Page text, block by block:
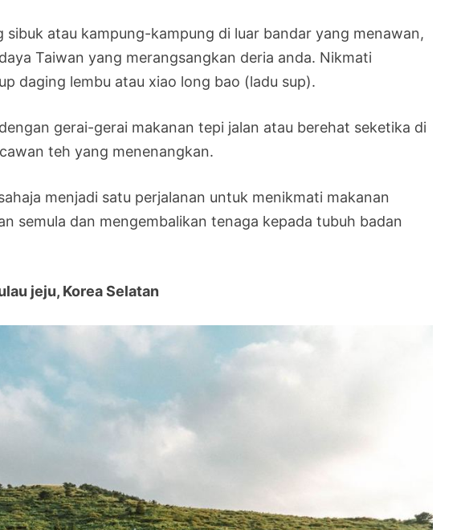
atau kampung-kampung di luar bandar yang menawan,
Taiwan yang merangsangkan deria anda. Nikmati
daging lembu atau xiao long bao (ladu sup).
gerai-gerai makanan tepi jalan atau berehat seketika di
teh yang menenangkan.
menjadi satu perjalanan untuk menikmati makanan
semula dan mengembalikan tenaga kepada tubuh badan
jeju, Korea Selatan